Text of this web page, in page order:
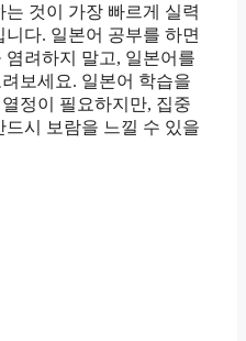
것이 가장 빠르게 실력
다. 일본어 공부를 하면
려하지 말고, 일본어를
보세요. 일본어 학습을
정이 필요하지만, 집중
시 보람을 느낄 수 있을